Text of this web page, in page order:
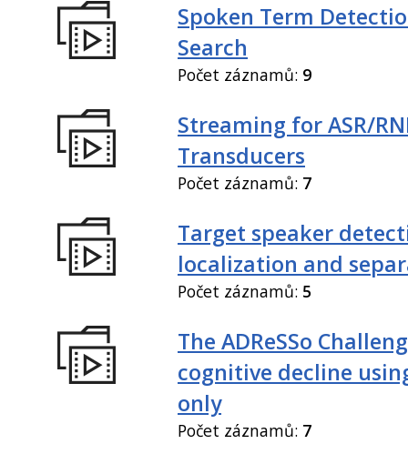
Spoken Term
Search
Počet záznamů: 9
Streaming for ASR/
Transducers
Počet záznamů: 7
Target speaker
localization and
Počet záznamů: 5
The ADReSSo
cognitive decline
only
Počet záznamů: 7